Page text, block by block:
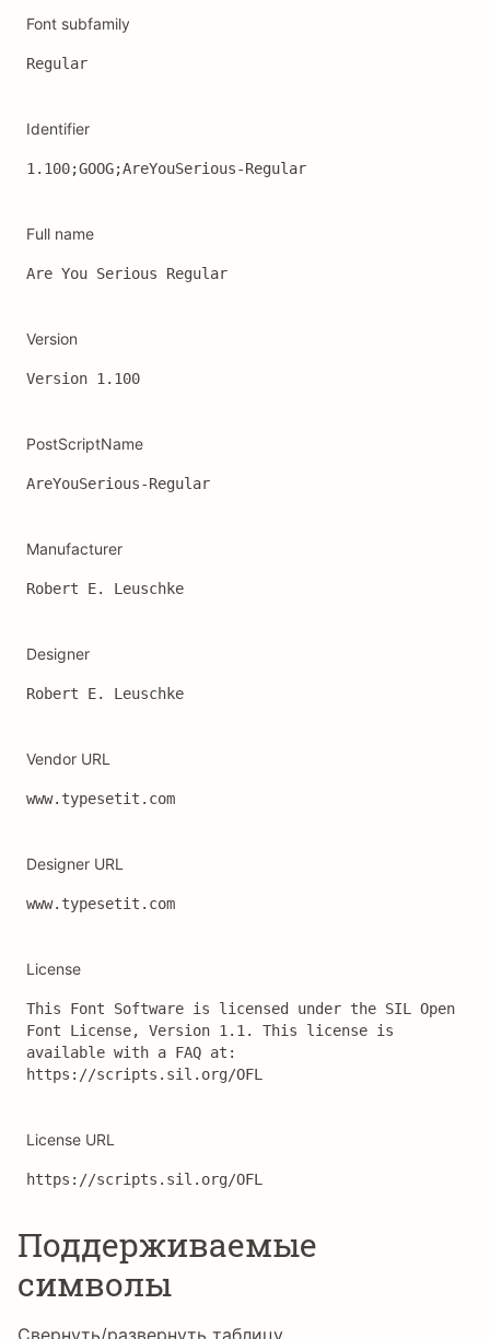
Font subfamily
Regular
Identifier
1.100;GOOG;AreYouSerious-Regular
Full name
Are You Serious Regular
Version
Version 1.100
PostScriptName
AreYouSerious-Regular
Manufacturer
Robert E. Leuschke
Designer
Robert E. Leuschke
Vendor URL
www.typesetit.com
Designer URL
www.typesetit.com
License
This Font Software is licensed under the SIL Open
Font License, Version 1.1. This license is
available with a FAQ at:
https://scripts.sil.org/OFL
License URL
https://scripts.sil.org/OFL
Поддерживаемые
символы
Свернуть/развернуть таблицу